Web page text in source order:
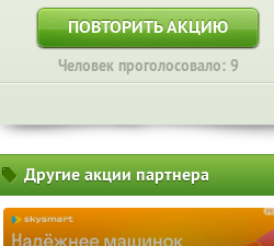
ПОВТОРИТЬ АКЦИЮ
Человек проголосовало: 9
Другие акции партнера